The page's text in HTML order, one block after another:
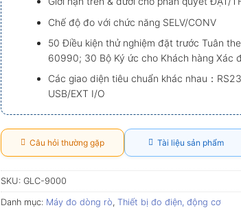
Chế độ đo với chức năng SELV/CONV
50 Điều kiện thử nghiệm đặt trước Tuân
60990; 30 Bộ Ký ức cho Khách hàng Xác
Các giao diện tiêu chuẩn khác nhau：
USB/EXT I/O
Câu hỏi thường gặp Tài liệu sản phẩm
SKU: GLC-9000
Danh mục: Máy đo dòng rò, Thiết bị đo điện, động cơ